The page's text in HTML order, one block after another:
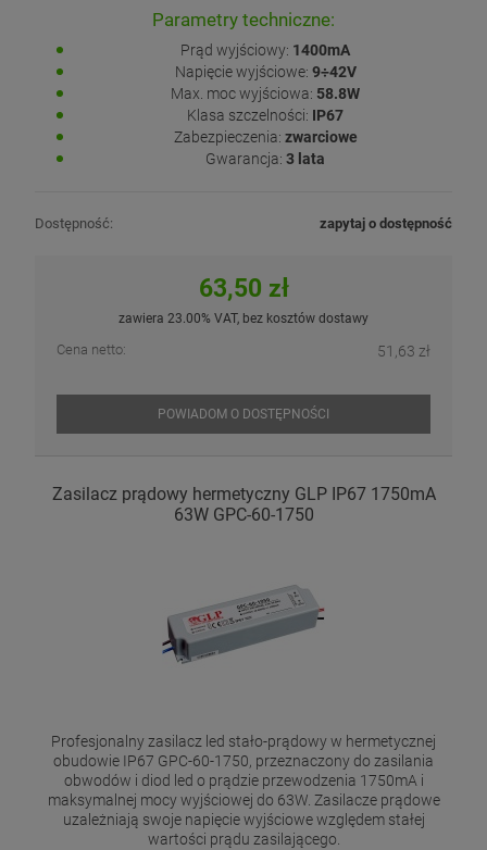
Parametry techniczne:
Prąd wyjściowy: 1400mA
Napięcie wyjściowe: 9÷42V
Max. moc wyjściowa: 58.8W
Klasa szczelności: IP67
Zabezpieczenia: zwarciowe
Gwarancja: 3 lata
Dostępność: zapytaj o dostępność
63,50 zł
zawiera 23.00% VAT, bez kosztów dostawy
Cena netto: 51,63 zł
POWIADOM O DOSTĘPNOŚCI
Zasilacz prądowy hermetyczny GLP IP67 1750mA
63W GPC-60-1750
Profesjonalny zasilacz led stało-prądowy w hermetycznej
obudowie IP67 GPC-60-1750, przeznaczony do zasilania
obwodów i diod led o prądzie przewodzenia 1750mA i
maksymalnej mocy wyjściowej do 63W. Zasilacze prądowe
uzależniają swoje napięcie wyjściowe względem stałej
wartości prądu zasilającego.